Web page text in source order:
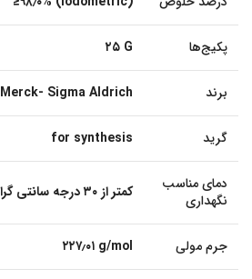
پکیج‌ها ۲۵ G
برند Merck- Sigma Aldrich
گرید for synthesis
دمای مناسب
نگهداری
کمتر از ۳۰ درجه سانتی گراد
جرم مولی ۲۲۷٫۰۱ g/mol